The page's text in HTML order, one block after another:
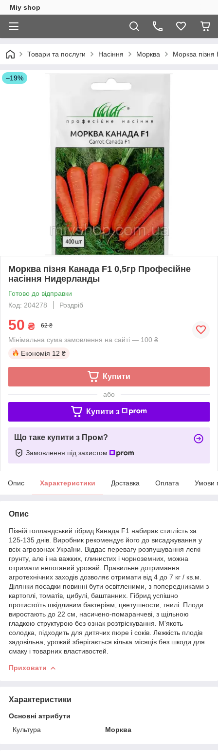
Miy shop
Товари та послуги Насіння Морква Морква
–19%
Морква пізня Канада F1 0,5гр Професійне
насіння Нидерланды
Готово до відправки
Код: 204278
Роздріб
50 ₴ 62 ₴
Мінімальна сума замовлення на сайті — 100 ₴
Економія 12 ₴
Купити
або
Купити з
Що таке купити з Пром?
Замовлення під захистом
Опис Характеристики Доставка Оплата Умови
Опис
Пізній голландський гібрид Канада F1 набирає стиглість за
125-135 днів. Виробник рекомендує його до висаджування у
всіх агрозонах України. Віддає перевагу розпушування легкі
грунту, але і на важких, глинистих і чорноземних, можна
отримати непоганий урожай. Правильне дотримання
агротехнічних заходів дозволяє отримати від 4 до 7 кг / кв.м.
Ділянки посадки повинні бути освітленими, з попередниками з
картоплі, томатів, цибулі, баштанних. Гібрид успішно
протистоїть шкідливим бактеріям, цветушности, гнилі. Плоди
виростають до 22 см, насичено-помаранчеві, з щільною
гладкою структурою без ознак розтріскування. М'якоть
солодка, підходить для дитячих пюре і соків. Лежкість плодів
задовільна, урожай зберігається кілька місяців без шкоди для
смаку і товарних властивостей.
Приховати
Характеристики
Основні атрибути
Культура
Морква